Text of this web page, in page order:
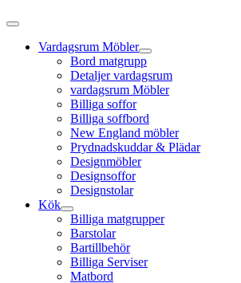
Vardagsrum Möbler
Bord matgrupp
Detaljer vardagsrum
vardagsrum Möbler
Billiga soffor
Billiga soffbord
New England möbler
Prydnadskuddar & Plädar
Designmöbler
Designsoffor
Designstolar
Kök
Billiga matgrupper
Barstolar
Bartillbehör
Billiga Serviser
Matbord